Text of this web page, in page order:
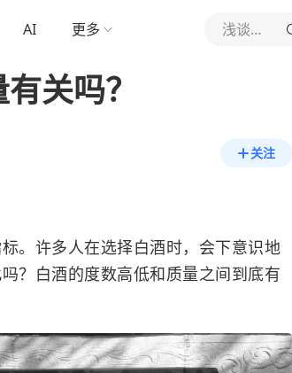
AI 更多 浅谈白酒
关吗？
关注
。许多人在选择白酒时，会下意识地
？白酒的度数高低和质量之间到底有